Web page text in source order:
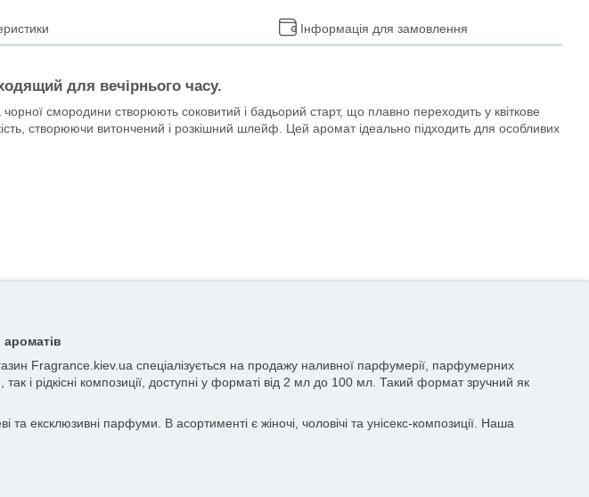
Інформація для замовлення
для вечірнього часу.
смородини створюють соковитий і бадьорий старт, що плавно переходить у квіткове
створюючи витончений і розкішний шлейф. Цей аромат ідеально підходить для особливих
Fragrance.kiev.ua спеціалізується на продажу наливної парфумерії, парфумерних
і рідкісні композиції, доступні у форматі від 2 мл до 100 мл. Такий формат зручний як
ексклюзивні парфуми. В асортименті є жіночі, чоловічі та унісекс-композиції. Наша